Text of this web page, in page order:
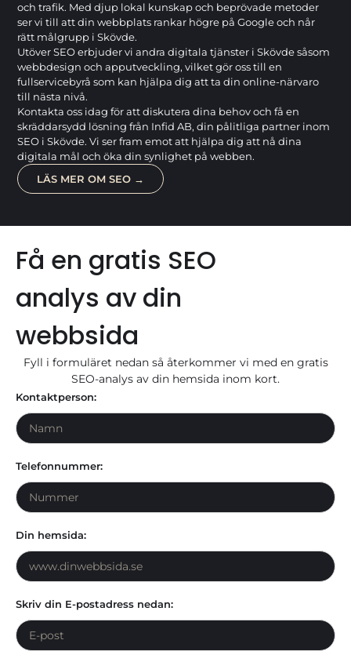
och trafik. Med djup lokal kunskap och beprövade metoder
ser vi till att din webbplats rankar högre på Google och når
rätt målgrupp i Skövde.
Utöver SEO erbjuder vi andra digitala tjänster i Skövde såsom
webbdesign och apputveckling, vilket gör oss till en
fullservicebyrå som kan hjälpa dig att ta din online-närvaro
till nästa nivå.
Kontakta oss idag för att diskutera dina behov och få en
skräddarsydd lösning från Infid AB, din pålitliga partner inom
SEO i Skövde. Vi ser fram emot att hjälpa dig att nå dina
digitala mål och öka din synlighet på webben.
LÄS MER OM SEO →
Fyll i formuläret nedan så återkommer vi med en gratis
SEO-analys av din hemsida inom kort.
Kontaktperson:
Telefonnummer:
Din hemsida:
Skriv din E-postadress nedan:
Få en gratis SEO
analys av din
webbsida